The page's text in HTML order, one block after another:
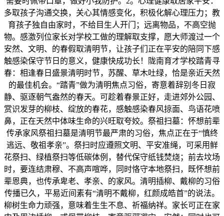
多取孩子沟通交换，关心其情感变化，积极化解心理压力；教
育孩子独自由家时，不给目生人开门；远离物品，不高空抛
物。感激列位家长对学校工做的理解取支撑，愿大师渡过一个
安然、文明、的春假取清明节，让孩子们正在平安的陪同下感
触感染保守节日的意义，健康快成功长！陇南育才学校踏青寻
春：相逢春日盛景清明时节，苏醒、草木吐绿，恰是亲近天然
的最佳机会。“踏青”做为清明焦点习俗，寄意着辞别冬日寂
静、驱逐朝气盎然的春天。可趁着春景正好，走进郊外公园、
赏识发芽的柳枝、绽放的春花，感触感染春风掠面、鸟语花喷
鼻，正在天然中体味生命的兴旺取夸姣。祭祖扫墓：怀想前辈
传承家风祭祖扫墓是清明节最严肃的习俗，焦点正在于“慎终
逃远、敬祖孝亲”。祭扫时应遵照文明、平安准绳，可采用鲜
花祭扫、绿植祭扫等低碳体例，替代保守纸钱焚烧；前去坟场
时，要连结肃穆、不高声喧哗，同时恪守本地祭扫，既怀想前
辈恩典，也传承卑老、孝亲、的家风。清明插柳、戴柳的习俗
传播已久，平易近间素有“清明不戴柳，红颜成皓首”的说法。
柳树生命力顽强，意味着生生不息、祈福纳祥。家长可正在家